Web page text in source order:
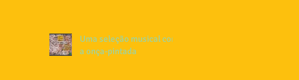
Uma seleção musical com
a onça-pintada